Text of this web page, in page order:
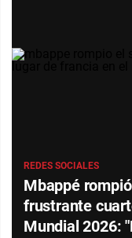
REDES SOCIALES
Mbappé
frustrante
Mundial 2026: